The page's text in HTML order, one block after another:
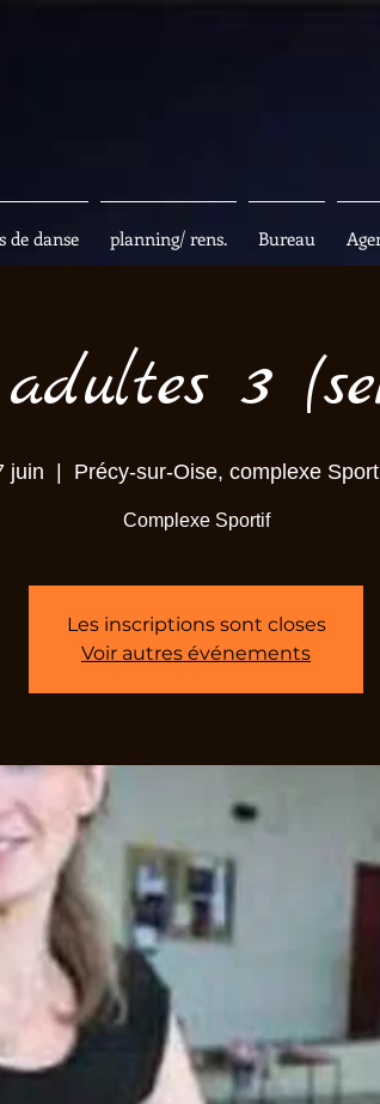
de danse planning/ rens. Bureau
3
juin Précy-sur-Oise, complexe
Complexe Sportif
Les inscriptions sont closes
Voir autres événements